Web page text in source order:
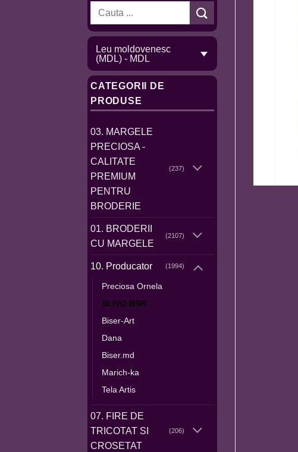
Caută
Leu moldovenesc
(MDL) - MDL
CATEGORII DE
PRODUSE
03. MARGELE
PRECIOSA -
CALITATE
PREMIUM
PENTRU
BRODERIE
(237)
01. BRODERII
CU MARGELE
(2107)
10. Producator (1994)
Preciosa Ornela
SLIVO BSR
Biser-Art
Dana
Biser.md
Marich-ka
Tela Artis
07. FIRE DE
TRICOTAT SI
CROSETAT
(206)